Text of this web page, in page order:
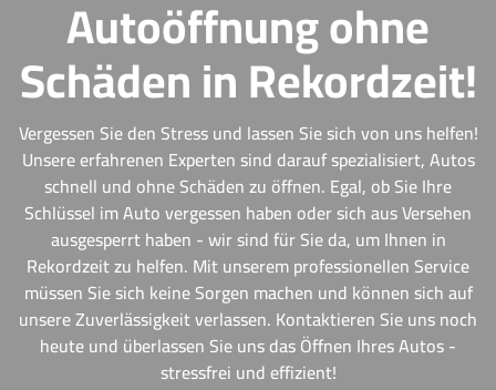
Autoöffnung ohne
Schäden in Rekordzeit!
Vergessen Sie den Stress und lassen Sie sich von uns helfen!
Unsere erfahrenen Experten sind darauf spezialisiert, Autos
schnell und ohne Schäden zu öffnen. Egal, ob Sie Ihre
Schlüssel im Auto vergessen haben oder sich aus Versehen
ausgesperrt haben - wir sind für Sie da, um Ihnen in
Rekordzeit zu helfen. Mit unserem professionellen Service
müssen Sie sich keine Sorgen machen und können sich auf
unsere Zuverlässigkeit verlassen. Kontaktieren Sie uns noch
heute und überlassen Sie uns das Öffnen Ihres Autos -
stressfrei und effizient!